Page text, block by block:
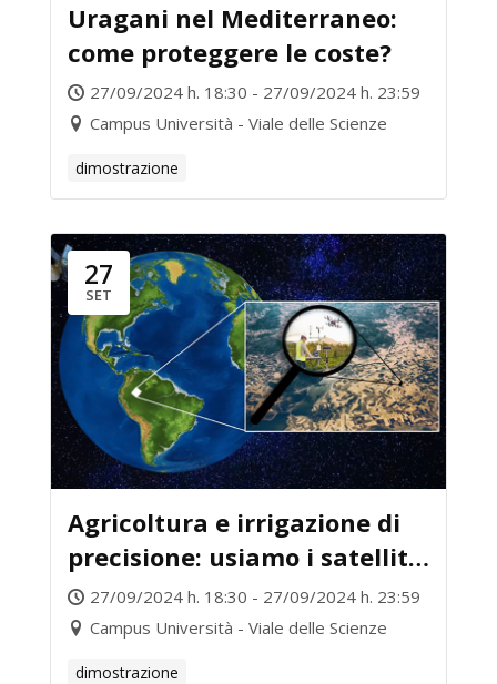
Uragani nel Mediterraneo:
come proteggere le coste?
27/09/2024 h. 18:30 - 27/09/2024 h. 23:59
Campus Università - Viale delle Scienze
dimostrazione
27
SET
Agricoltura e irrigazione di
precisione: usiamo i satelliti
per risparmiare l’acqua!
27/09/2024 h. 18:30 - 27/09/2024 h. 23:59
Campus Università - Viale delle Scienze
dimostrazione